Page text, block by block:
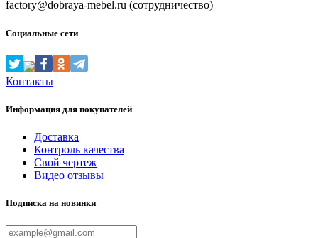
factory@dobraya-mebel.ru (сотрудничество)
Социальные сети
Контакты
Информация для покупателей
Доставка
Контроль качества
Свой чертеж
Видео отзывы
Подписка на новинки